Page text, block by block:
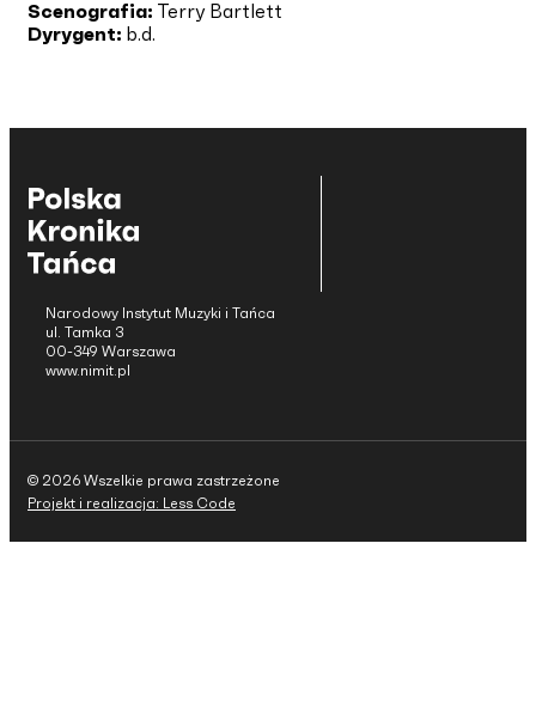
Scenografia: Terry Bartlett
Dyrygent: b.d.
Narodowy Instytut Muzyki i Tańca
ul. Tamka 3
00-349 Warszawa
www.nimit.pl
© 2026 Wszelkie prawa zastrzeżone
Projekt i realizacja: Less Code